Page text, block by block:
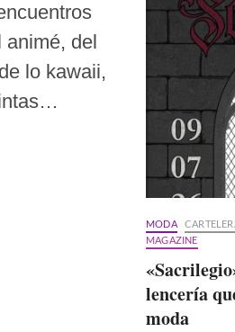
animé, del
lo kawaii,
MODA
MAGAZINE
lencería
moda